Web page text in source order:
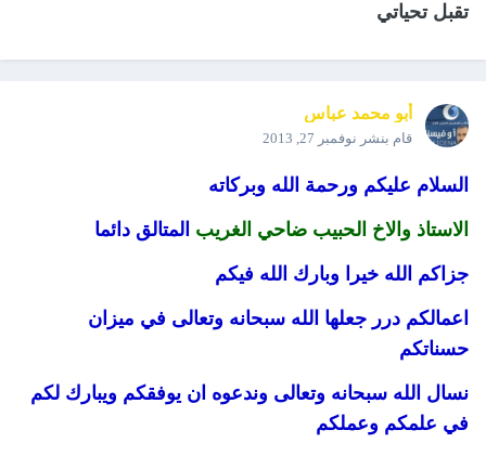
تقبل تحياتي
أبو محمد عباس
قام بنشر نوفمبر 27, 2013
السلام عليكم ورحمة الله وبركاته
الاستاذ والاخ الحبيب ضاحي الغريبالمتالق دائما
جزاكم الله خيرا وبارك الله فيكم
اعمالكم درر جعلها الله سبحانه وتعالى في ميزان
حسناتكم
نسال الله سبحانه وتعالى وندعوه ان يوفقكم ويبارك لكم
في علمكم وعملكم